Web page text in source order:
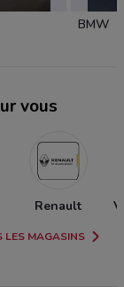
BMW
vous
Renault
LES MAGASINS